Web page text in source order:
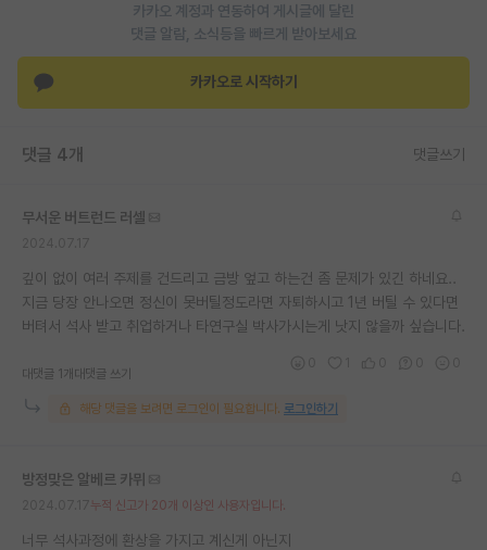
인문사회 계열 게시판
특수/전문대학원 게시판
반도체/AI 게시판
장학금/장학생 게시판
커리어
유학교육
이벤트
반도체 아카데미
카카오 계정과 연동하여 게시글에 달린
댓글 알람, 소식등을 빠르게 받아보세요
카카오로 시작하기
댓글 4개 댓글쓰기
무서운 버트런드 러셀
깊이 없이 여러 주제를 건드리고 금방 엎고 하는건 좀 문제가 있긴 하네요..
지금 당장 안나오면 정신이 못버틸정도라면 자퇴하시고 1년 버틸 수 있다면
버텨서 석사 받고 취업하거나 타연구실 박사가시는게 낫지 않을까 싶습니다.
대댓글 1개 대댓글 쓰기
해당 댓글을 보려면 로그인이 필요합니다. 로그인하기
방정맞은 알베르 카뮈
누적 신고가 20개 이상인 사용자입니다.
너무 석사과정에 환상을 가지고 계신게 아닌지